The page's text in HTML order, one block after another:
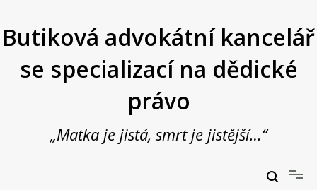
obsah
Butiková advokátní kancelář
se specializací na dědické
právo
„Matka je jistá, smrt je jistější…“